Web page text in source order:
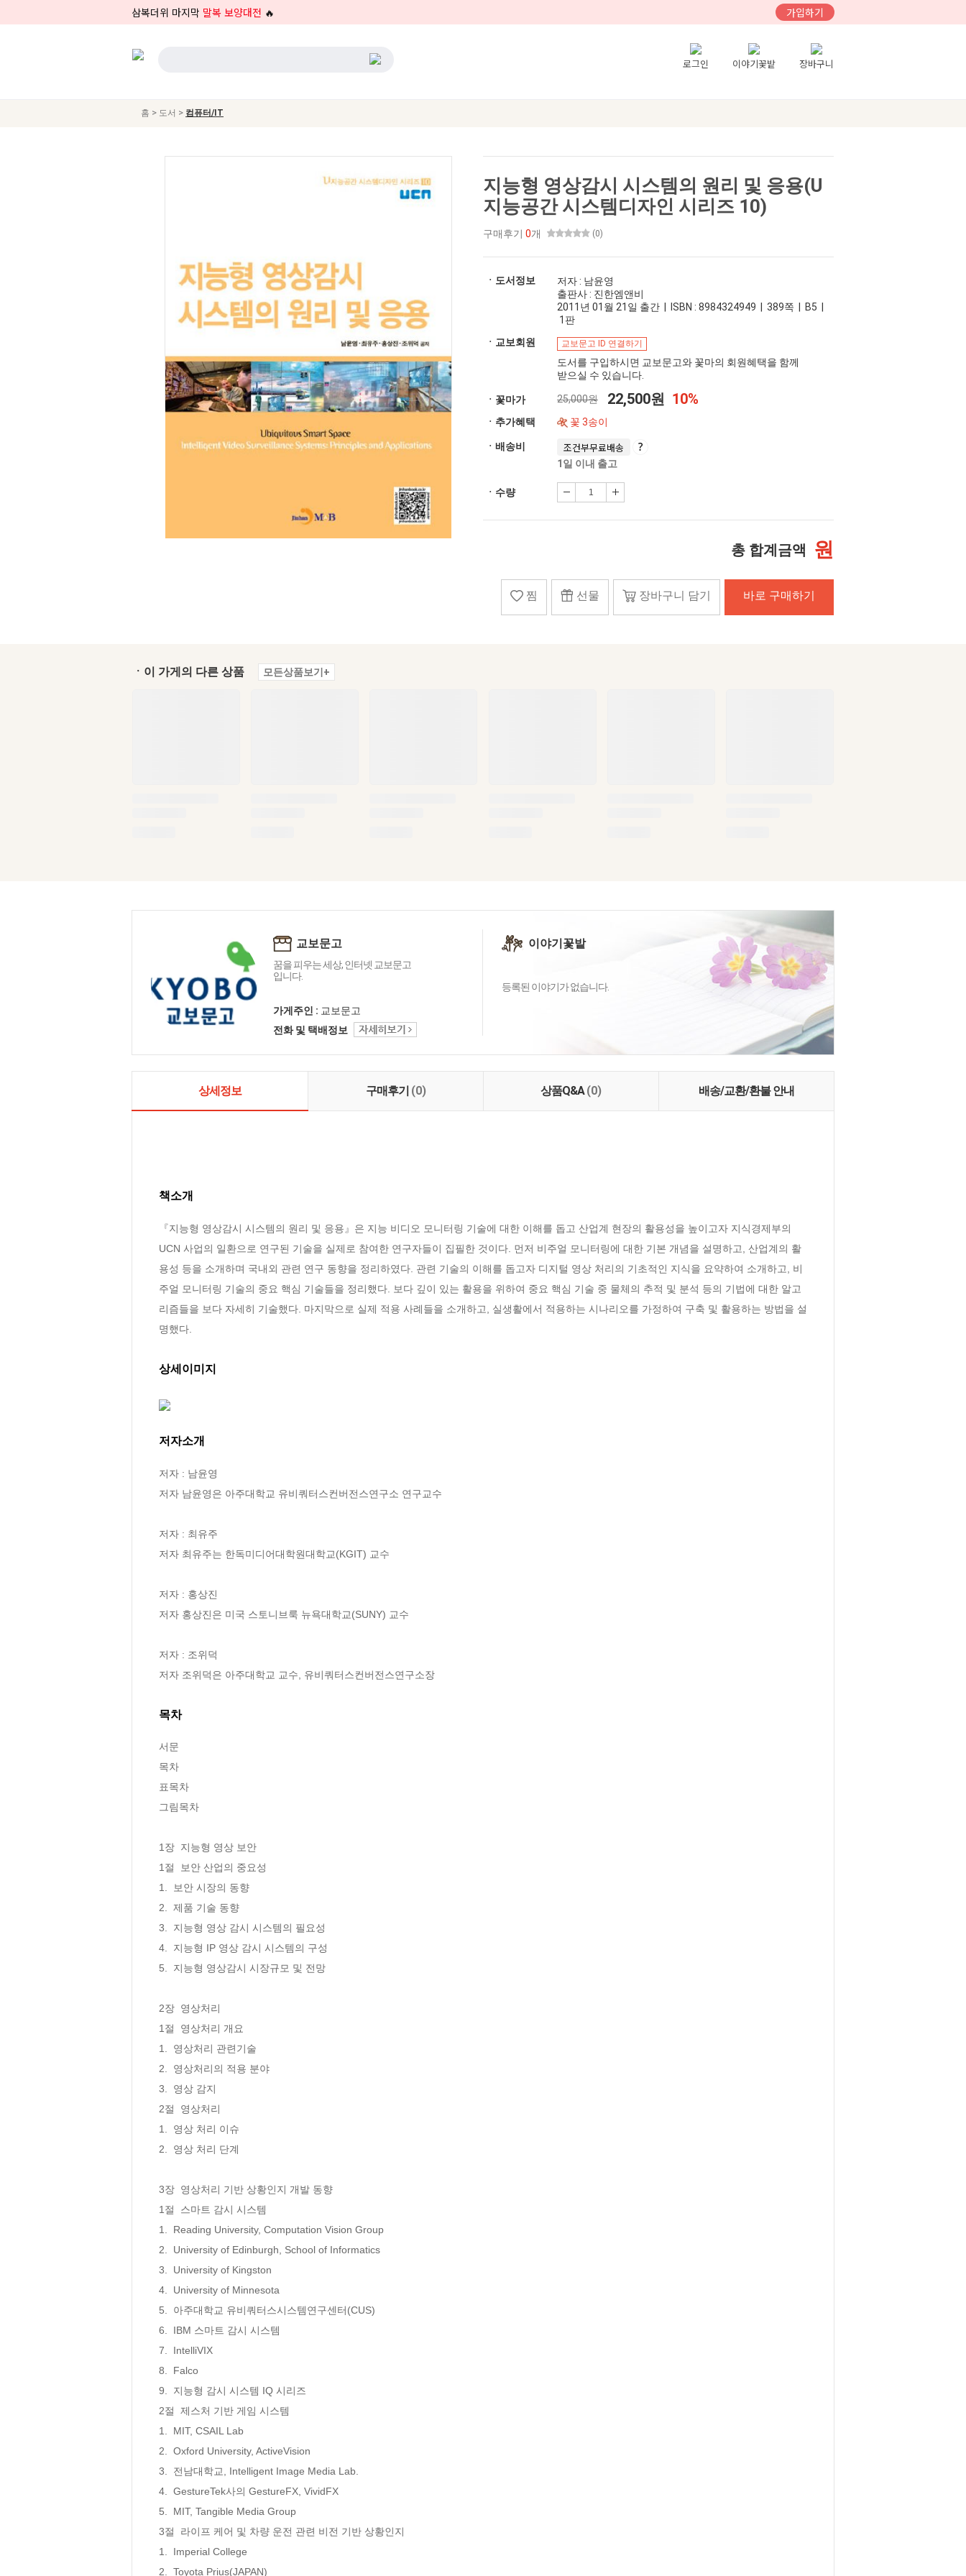
삼복더위 마지막 말복 보양대전 🔥 가입하기
로그인 이야기꽃밭 장바구니
홈 > 도서 > 컴퓨터/IT
지능형 영상감시 시스템의 원리 및 응용(U
지능공간 시스템디자인 시리즈 10)
구매후기 0개 (0)
ㆍ도서정보
저자 : 남윤영
출판사 : 진한엠앤비
2011년 01월 21일 출간 | ISBN : 8984324949 | 389쪽 | B5 |
1판
ㆍ교보회원
교보문고 ID 연결하기
도서를 구입하시면 교보문고와 꽃마의 회원혜택을 함께
받으실 수 있습니다.
ㆍ꽃마가 25,000원 22,500원 10%
ㆍ추가혜택 꽃 3송이
ㆍ배송비 조건부무료배송
1일 이내 출고
ㆍ수량
총 합계금액 원
찜 선물 장바구니 담기 바로 구매하기
ㆍ이 가게의 다른 상품 모든상품보기+
교보문고
꿈을 피우는 세상, 인터넷 교보문고
입니다.
가게주인 : 교보문고
전화 및 택배정보
이야기꽃밭
등록된 이야기가 없습니다.
상세정보 구매후기 (0) 상품Q&A(0) 배송/교환/환불 안내
책소개
『지능형 영상감시 시스템의 원리 및 응용』은 지능 비디오 모니터링 기술에 대한 이해를 돕고 산업계 현장의 활용성을 높이고자 지식경제부의
UCN 사업의 일환으로 연구된 기술을 실제로 참여한 연구자들이 집필한 것이다. 먼저 비주얼 모니터링에 대한 기본 개념을 설명하고, 산업계의 활
용성 등을 소개하며 국내외 관련 연구 동향을 정리하였다. 관련 기술의 이해를 돕고자 디지털 영상 처리의 기초적인 지식을 요약하여 소개하고, 비
주얼 모니터링 기술의 중요 핵심 기술들을 정리했다. 보다 깊이 있는 활용을 위하여 중요 핵심 기술 중 물체의 추적 및 분석 등의 기법에 대한 알고
리즘들을 보다 자세히 기술했다. 마지막으로 실제 적용 사례들을 소개하고, 실생활에서 적용하는 시나리오를 가정하여 구축 및 활용하는 방법을 설
명했다.
상세이미지
저자소개
저자 : 남윤영
저자 남윤영은 아주대학교 유비쿼터스컨버전스연구소 연구교수
저자 : 최유주
저자 최유주는 한독미디어대학원대학교(KGIT) 교수
저자 : 홍상진
저자 홍상진은 미국 스토니브룩 뉴욕대학교(SUNY) 교수
저자 : 조위덕
저자 조위덕은 아주대학교 교수, 유비쿼터스컨버전스연구소장
목차
서문
목차
표목차
그림목차
1장  지능형 영상 보안
1절  보안 산업의 중요성
1.  보안 시장의 동향
2.  제품 기술 동향
3.  지능형 영상 감시 시스템의 필요성
4.  지능형 IP 영상 감시 시스템의 구성
5.  지능형 영상감시 시장규모 및 전망
2장  영상처리
1절  영상처리 개요
1.  영상처리 관련기술
2.  영상처리의 적용 분야
3.  영상 감지
2절  영상처리
1.  영상 처리 이슈
2.  영상 처리 단계
3장  영상처리 기반 상황인지 개발 동향
1절  스마트 감시 시스템
1.  Reading University, Computation Vision Group
2.  University of Edinburgh, School of Informatics
3.  University of Kingston
4.  University of Minnesota
5.  아주대학교 유비쿼터스시스템연구센터(CUS)
6.  IBM 스마트 감시 시스템
7.  IntelliVIX
8.  Falco
9.  지능형 감시 시스템 IQ 시리즈
2절  제스처 기반 게임 시스템
1.  MIT, CSAIL Lab
2.  Oxford University, ActiveVision
3.  전남대학교, Intelligent Image Media Lab.
4.  GestureTek사의 GestureFX, VividFX
5.  MIT, Tangible Media Group
3절  라이프 케어 및 차량 운전 관련 비전 기반 상황인지
1.  Imperial College
2.  Toyota Prius(JAPAN)